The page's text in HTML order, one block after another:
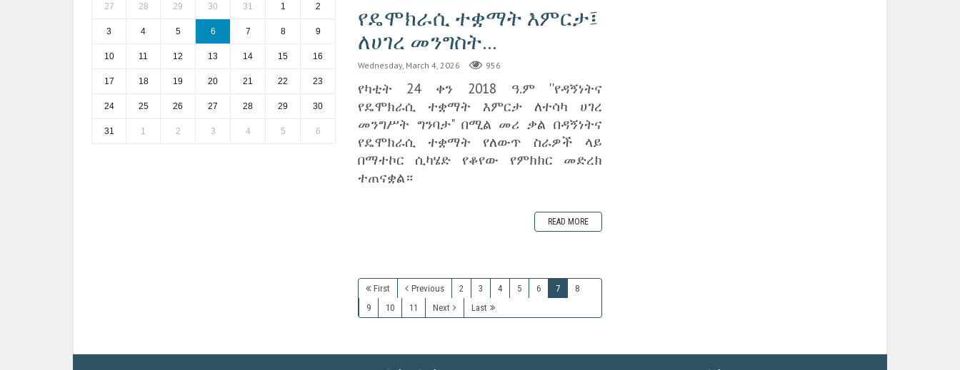
27 28 29 30 31 1 2
3 4 5 6 7 8 9
10 11 12 13 14 15 16
17 18 19 20 21 22 23
24 25 26 27 28 29 30
31 1 2 3 4 5 6
የዴሞክራሲ ተቋማት እምርታ፤
ለሀገረ መንግስት...
Wednesday, March 4, 2026 956
የካቲት 24 ቀን 2018 ዓ.ም ''የዳኝነትና
የዴሞክራሲ ተቋማት እምርታ ለተሳካ ሀገረ
መንግሥት ግንባታ" በሚል መሪ ቃል በዳኝነትና
የዴሞክራሲ ተቋማት የለውጥ ስራዎች ላይ
በማተኮር ሲካሄድ የቆየው የምክክር መድረክ
ተጠናቋል።
READ MORE
First Previous 2 3 4 5 6 7
8
9
10 11 Next Last